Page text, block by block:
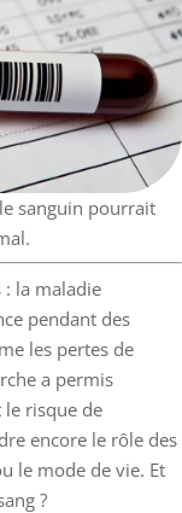
sanguin pourrait
: la maladie
pendant des
les pertes de
a permis
le risque de
encore le rôle des
le mode de vie. Et
?